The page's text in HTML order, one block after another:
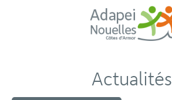
Actualités